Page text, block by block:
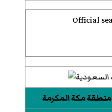
منطقة مكة المكرمة